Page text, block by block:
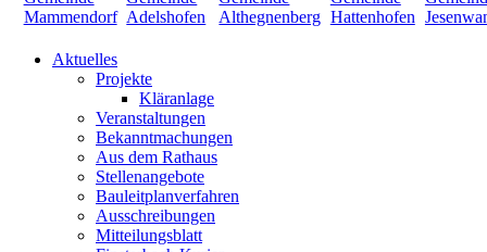
Aktuelles
Projekte
Kläranlage
Veranstaltungen
Bekanntmachungen
Aus dem Rathaus
Stellenangebote
Bauleitplanverfahren
Ausschreibungen
Mitteilungsblatt